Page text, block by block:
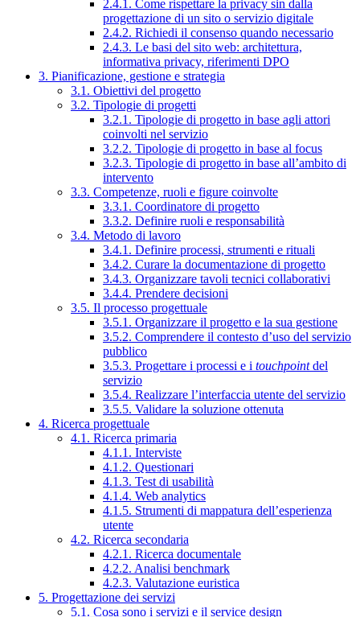
2.4.1. Come rispettare la privacy sin dalla
progettazione di un sito o servizio digitale
2.4.2. Richiedi il consenso quando necessario
2.4.3. Le basi del sito web: architettura,
informativa privacy, riferimenti DPO
3. Pianificazione, gestione e strategia
3.1. Obiettivi del progetto
3.2. Tipologie di progetti
3.2.1. Tipologie di progetto in base agli attori
coinvolti nel servizio
3.2.2. Tipologie di progetto in base al focus
3.2.3. Tipologie di progetto in base all’ambito di
intervento
3.3. Competenze, ruoli e figure coinvolte
3.3.1. Coordinatore di progetto
3.3.2. Definire ruoli e responsabilità
3.4. Metodo di lavoro
3.4.1. Definire processi, strumenti e rituali
3.4.2. Curare la documentazione di progetto
3.4.3. Organizzare tavoli tecnici collaborativi
3.4.4. Prendere decisioni
3.5. Il processo progettuale
3.5.1. Organizzare il progetto e la sua gestione
3.5.2. Comprendere il contesto d’uso del servizio
pubblico
3.5.3. Progettare i processi e i touchpointdel
servizio
3.5.4. Realizzare l’interfaccia utente del servizio
3.5.5. Validare la soluzione ottenuta
4. Ricerca progettuale
4.1. Ricerca primaria
4.1.1. Interviste
4.1.2. Questionari
4.1.3. Test di usabilità
4.1.4. Web analytics
4.1.5. Strumenti di mappatura dell’esperienza
utente
4.2. Ricerca secondaria
4.2.1. Ricerca documentale
4.2.2. Analisi benchmark
4.2.3. Valutazione euristica
5. Progettazione dei servizi
5.1. Cosa sono i servizi e il service design